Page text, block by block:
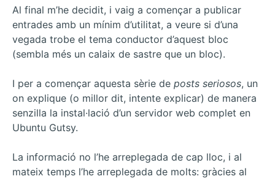
un
usuari
en
MySQL
Al final m’he decidit, i vaig a començar a publicar
entrades amb un mínim d’utilitat, a veure si d’una
vegada trobe el tema conductor d’aquest bloc
(sembla més un calaix de sastre que un bloc).
I per a començar aquesta sèrie de posts seriosos, un
on explique (o millor dit, intente explicar) de manera
senzilla la instal·lació d’un servidor web complet en
Ubuntu Gutsy.
La informació no l’he arreplegada de cap lloc, i al
mateix temps l’he arreplegada de molts: gràcies al